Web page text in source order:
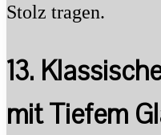
Stolz tragen.
13.
mit Tiefem